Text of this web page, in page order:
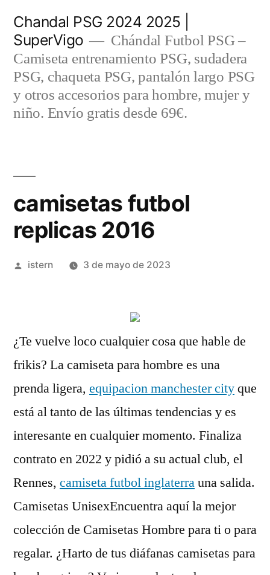
contenido
Chandal PSG 2024 2025 |
SuperVigo
Chándal Futbol PSG –
Camiseta entrenamiento PSG, sudadera
PSG, chaqueta PSG, pantalón largo PSG
y otros accesorios para hombre, mujer y
niño. Envío gratis desde 69€.
camisetas futbol
replicas 2016
Publicado
istern 3 de mayo de 2023
¿Te vuelve loco cualquier cosa que hable de
frikis? La camiseta para hombre es una
prenda ligera, equipacion manchester cityque
está al tanto de las últimas tendencias y es
interesante en cualquier momento. Finaliza
contrato en 2022 y pidió a su actual club, el
Rennes, camiseta futbol inglaterrauna salida.
Camisetas UnisexEncuentra aquí la mejor
colección de Camisetas Hombre para ti o para
regalar. ¿Harto de tus diáfanas camisetas para